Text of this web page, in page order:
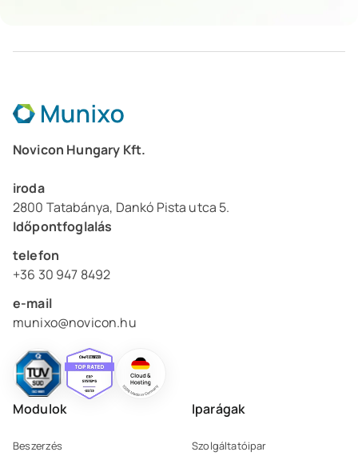
Novicon Hungary Kft.
iroda
2800 Tatabánya, Dankó Pista utca 5.
Időpontfoglalás
telefon
+36 30 947 8492
e-mail
munixo@novicon.hu
Modulok
Beszerzés
Iparágak
Szolgáltatóipar